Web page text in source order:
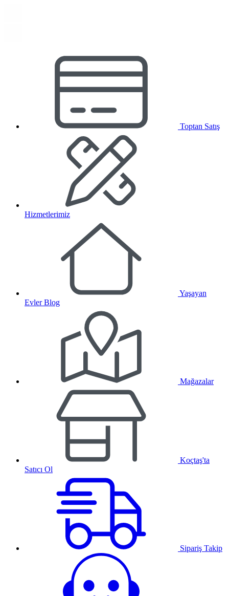
Toptan Satış
Hizmetlerimiz
Yaşayan
Evler Blog
Mağazalar
Koçtaş'ta
Satıcı Ol
Sipariş Takip